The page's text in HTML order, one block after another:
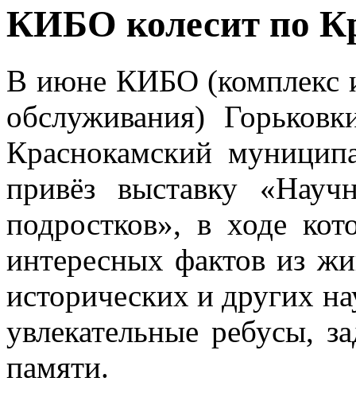
КИБО колесит по
В июне КИБО (комплекс
обслуживания)
Краснокамский
привёз выставку
подростков», в ходе
интересных фактов из
исторических и других
увлекательные ребусы,
памяти.